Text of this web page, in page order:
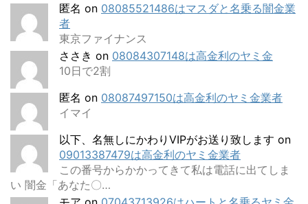
匿名 on 08085521486はマスダと名乗る闇金業
者
東京ファイナンス
ささき on 08084307148は高金利のヤミ金
10日で2割
匿名 on 08087497150は高金利のヤミ金業者
イマイ
以下、名無しにかわりVIPがお送り致します on
09013387479は高金利のヤミ金業者
この番号からかかってきて私は電話に出てしま
い 闇金「あなた〇…